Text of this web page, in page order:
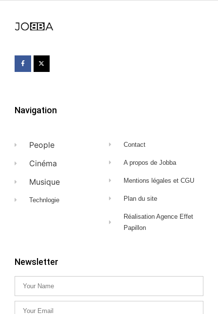
Navigation
People
Cinéma
Musique
Technlogie
Contact
A propos de Jobba
Mentions légales et CGU
Plan du site
Réalisation Agence Effet
Papillon
Newsletter